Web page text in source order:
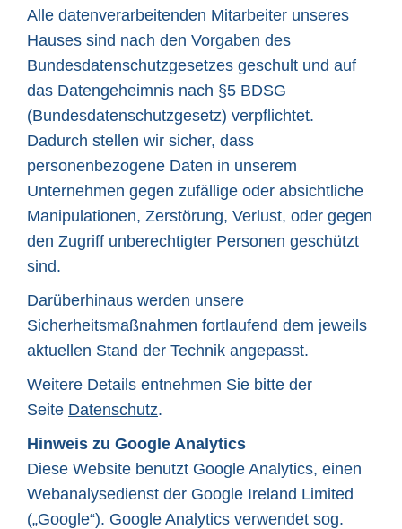
Alle datenverarbeitenden Mitarbeiter unseres
Hauses sind nach den Vorgaben des
Bundesdatenschutzgesetzes geschult und auf
das Datengeheimnis nach §5 BDSG
(Bundesdatenschutzgesetz) verpflichtet.
Dadurch stellen wir sicher, dass
personenbezogene Daten in unserem
Unternehmen gegen zufällige oder absichtliche
Manipulationen, Zerstörung, Verlust, oder gegen
den Zugriff unberechtigter Personen geschützt
sind.
Darüberhinaus werden unsere
Sicherheitsmaßnahmen fortlaufend dem jeweils
aktuellen Stand der Technik angepasst.
Weitere Details entnehmen Sie bitte der
Seite Datenschutz.
Hinweis zu Google Analytics
Diese Website benutzt Google Analytics, einen
Webanalysedienst der Google Ireland Limited
(„Google“). Google Analytics verwendet sog.